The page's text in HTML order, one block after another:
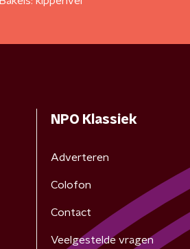
NPO Klassiek
Adverteren
Colofon
Contact
Veelgestelde vragen